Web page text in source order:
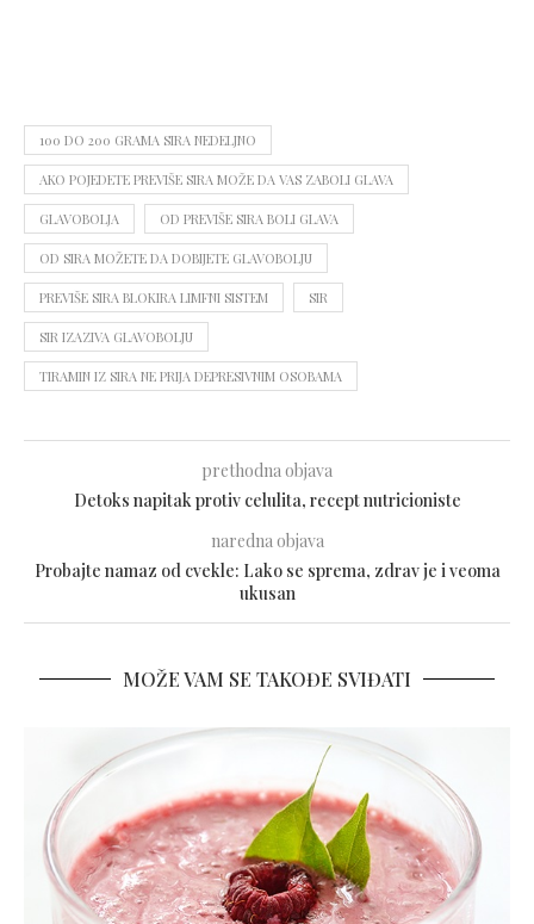
100 DO 200 GRAMA SIRA NEDELJNO
AKO POJEDETE PREVIŠE SIRA MOŽE DA VAS ZABOLI GLAVA
GLAVOBOLJA OD PREVIŠE SIRA BOLI GLAVA
OD SIRA MOŽETE DA DOBIJETE GLAVOBOLJU
PREVIŠE SIRA BLOKIRA LIMFNI SISTEM SIR
SIR IZAZIVA GLAVOBOLJU
TIRAMIN IZ SIRA NE PRIJA DEPRESIVNIM OSOBAMA
prethodna objava
Detoks napitak protiv celulita, recept nutricioniste
naredna objava
Probajte namaz od cvekle: Lako se sprema, zdrav je i veoma
ukusan
MOŽE VAM SE TAKOĐE SVIĐATI